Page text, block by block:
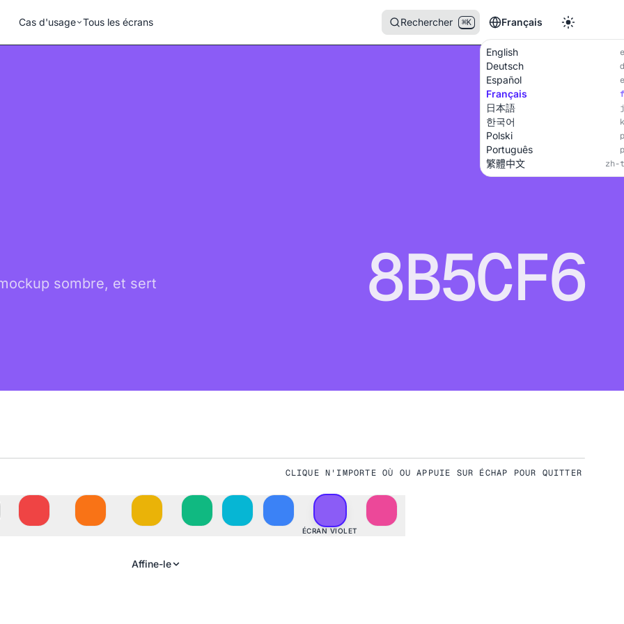
Cas d'usage Tous les écrans Rechercher ⌘K Français
English
Deutsch
Español
Français
日本語
한국어
Polski
Português
繁體中文 zh-
sombre, et sert
8B5CF6
CLIQUE N'IMPORTE OÙ OU APPUIE SUR ÉCHAP POUR QUITTER
ÉCRAN VIOLET
Affine-le